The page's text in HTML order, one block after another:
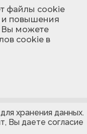
файлы cookie
и повышения
Вы можете
cookie в
хранения данных.
Вы даете согласие